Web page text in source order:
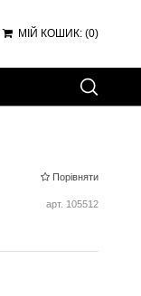
МІЙ КОШИК: (0)
Порівняти
арт. 105512